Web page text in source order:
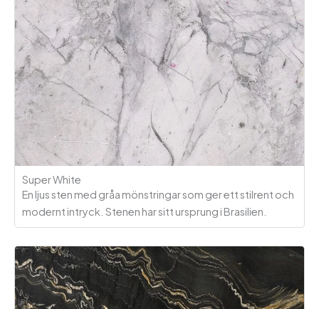
Super White
En ljus sten med gråa mönstringar som ger ett stilrent och
modernt intryck. Stenen har sitt ursprung i Brasilien.